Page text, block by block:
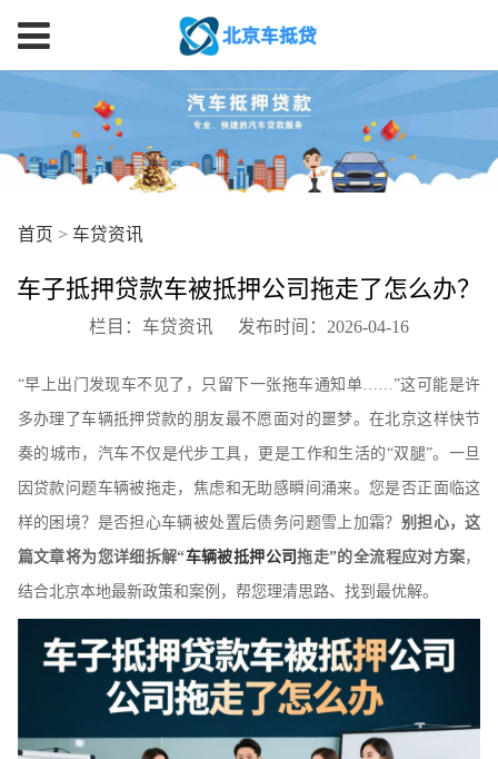
北京汽车抵押贷款
首页 > 车贷资讯
车子抵押贷款车被抵押公司拖走了怎么办？
栏目：车贷资讯 发布时间：2026-04-16
“早上出门发现车不见了，只留下一张拖车通知单……”这可能是许
多办理了车辆抵押贷款的朋友最不愿面对的噩梦。在北京这样快节
奏的城市，汽车不仅是代步工具，更是工作和生活的“双腿”。一旦
因贷款问题车辆被拖走，焦虑和无助感瞬间涌来。您是否正面临这
样的困境？是否担心车辆被处置后债务问题雪上加霜？ 别担心，这
篇文章将为您详细拆解“车辆被抵押公司拖走”的全流程应对方案，
结合北京本地最新政策和案例，帮您理清思路、找到最优解。